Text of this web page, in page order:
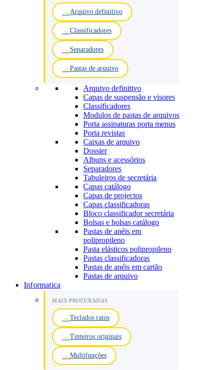
Arquivo definitivo
Classificadores
Separadores
Pastas de arquivo
Arquivo definitivo
Capas de suspensão e visores
Classificadores
Modulos de pastas de arquivos
Porta assinaturas porta menus
Porta revistas
Caixas de arquivo
Dossier
Albuns e acessórios
Separadores
Tabuleiros de secretária
Capas catálogo
Capas de projectos
Capas classificadoras
Bloco classificador secretária
Bolsas e bolsas catálogo
Pastas de anéis em
polipropileno
Pasta elásticos polipropileno
Pastas classificadoras
Pastas de anéis em cartão
Pastas de arquivo
Informatica
MAIS PROCURADAS
Teclados ratos
Tinteiros originais
Multifunções